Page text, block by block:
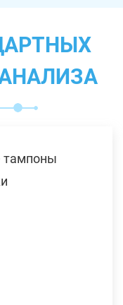
тампоны